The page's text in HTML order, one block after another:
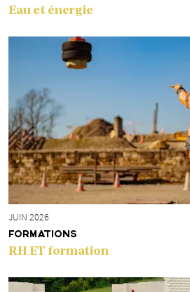
Eau et énergie
JUIN 2026
FORMATIONS
RH ET formation